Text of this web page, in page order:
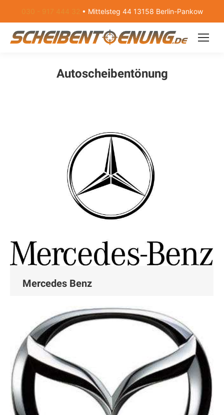
030 - 917 444 32 • Mittelsteg 44 13158 Berlin-Pankow
Autoscheibentönung
Mercedes Benz